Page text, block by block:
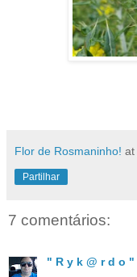
Flor de Rosmaninho! at
Partilhar
7 comentários:
" R y k @ r d o "